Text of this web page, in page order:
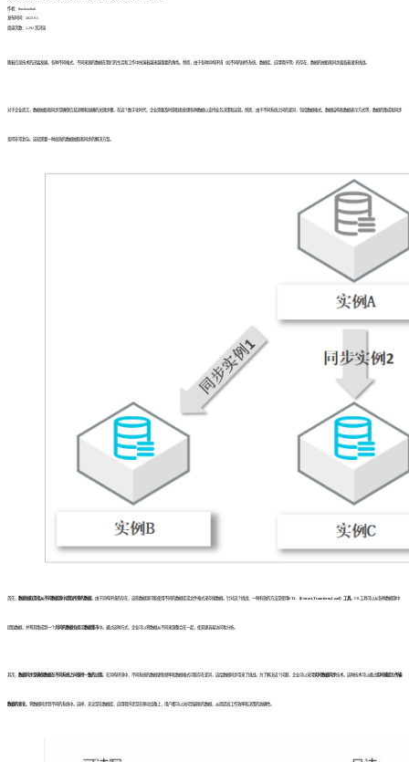
作者：finedatalink
发布时间：2023.9.5
阅读次数：1,292 次浏览
随着信息技术的迅猛发展，各种不同格式、不同来源的数据在我们的生活和工作中扮演着越来越重要的角色。然而，由于各种异构环境（如不同的操作系统、数据库、应用程序等）的存在，数据的抽取和同步面临着诸多挑战。
对于企业而言，数据抽取和同步是确保信息流畅和准确的关键步骤。在这个数字化时代，企业需要及时获取和处理各种数据以支持业务决策和运营。然而，由于不同系统之间的差异，包括数据格式、数据结构和数据表示方式等，数据的集成和同步
变得非常复杂。这就需要一种高效的数据抽取和同步的解决方案。
首先， 数据抽取是指从不同数据源中提取所需的数据。由于异构环境的存在，这些数据源可能使用不同的数据库或文件格式来存储数据。针对这个挑战，一种有效的方法是使用ETL（Extract,Transform,Load）工具 。ETL工具可以从各种数据源中
提取数据，并将其集成到一个共同的数据仓库或 数据集市中。通过这种方式，企业可以将数据从不同来源整合在一起，使其更容易访问和分析。
其次， 数据同步是确保数据在不同系统之间保持一致的过程 。在异构环境中，不同系统的数据更新频率和数据格式可能存在差异，这给数据同步带来了挑战。为了解决这个问题，企业可以采用实时数据同步 技术。这种技术可以通过实时捕捉和 传输
数据的变化，将数据同步到不同的系统中。这样，无论是在数据库、应用程序还是在移动设备上，用户都可以访问到最新的数据，从而提高工作效率和决策的准确性。